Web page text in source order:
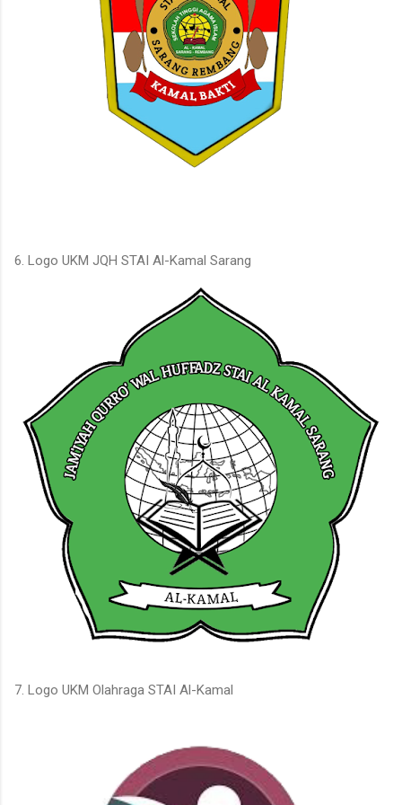
6. Logo UKM JQH STAI Al-Kamal Sarang
7. Logo UKM Olahraga STAI Al-Kamal